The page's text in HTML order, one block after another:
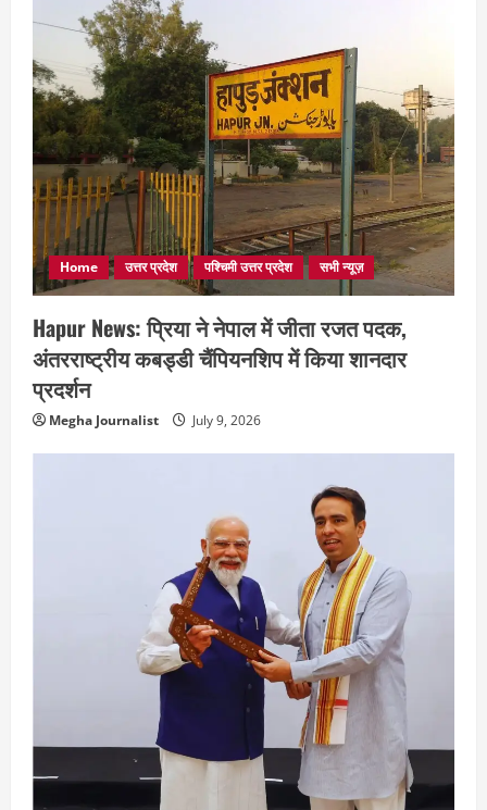
Home उत्तर प्रदेश पश्चिमी उत्तर प्रदेश सभी न्यूज़
Hapur News: प्रिया ने नेपाल में जीता रजत पदक,
अंतरराष्ट्रीय कबड्डी चैंपियनशिप में किया शानदार
प्रदर्शन
Megha Journalist July 9, 2026